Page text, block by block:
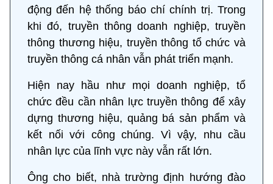
động đến hệ thống báo chí chính trị. Trong
khi đó, truyền thông doanh nghiệp, truyền
thông thương hiệu, truyền thông tổ chức và
truyền thông cá nhân vẫn phát triển mạnh.
Hiện nay hầu như mọi doanh nghiệp, tổ
chức đều cần nhân lực truyền thông để xây
dựng thương hiệu, quảng bá sản phẩm và
kết nối với công chúng. Vì vậy, nhu cầu
nhân lực của lĩnh vực này vẫn rất lớn.
Ông cho biết, nhà trường định hướng đào